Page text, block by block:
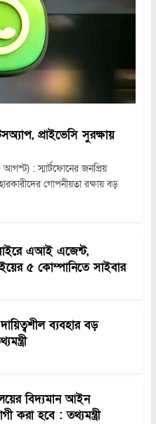
প্রাইভেসি সুরক্ষায়
: স্মার্টফোনের জনপ্রিয়
গোপনীয়তা রক্ষায় বড়
বাইরে এআই এজেন্ট,
৫ কোম্পানিতে সাইবার
ব্যবহার বড়
বিদ্যমান আইন
করা হবে : তথ্যমন্ত্রী